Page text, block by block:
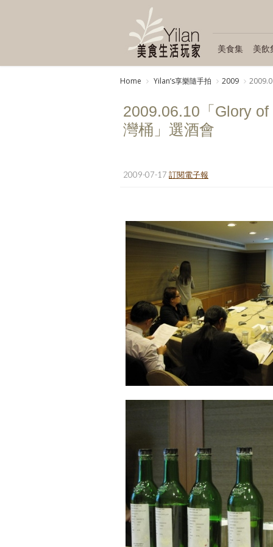
美食集 美飲
Home Yilanʼs享樂隨手拍 2009
2009.06.10「Glory
灣桶」選酒會
2009-07-17 訂閱電子報